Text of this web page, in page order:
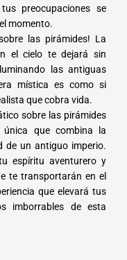
preocupaciones se
momento.
las pirámides! La
el cielo te dejará sin
las antiguas
mística es como si
que cobra vida.
sobre las pirámides
única que combina la
de un antiguo imperio.
espíritu aventurero y
te transportarán en el
que elevará tus
imborrables de esta